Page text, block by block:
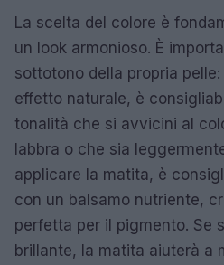
La scelta del colore è
un look armonioso. È
sottotono della propria
effetto naturale, è
tonalità che si avvicini al
labbra o che sia
applicare la matita, è
con un balsamo nutriente,
perfetta per il pigmento. Se
brillante, la matita aiuterà a